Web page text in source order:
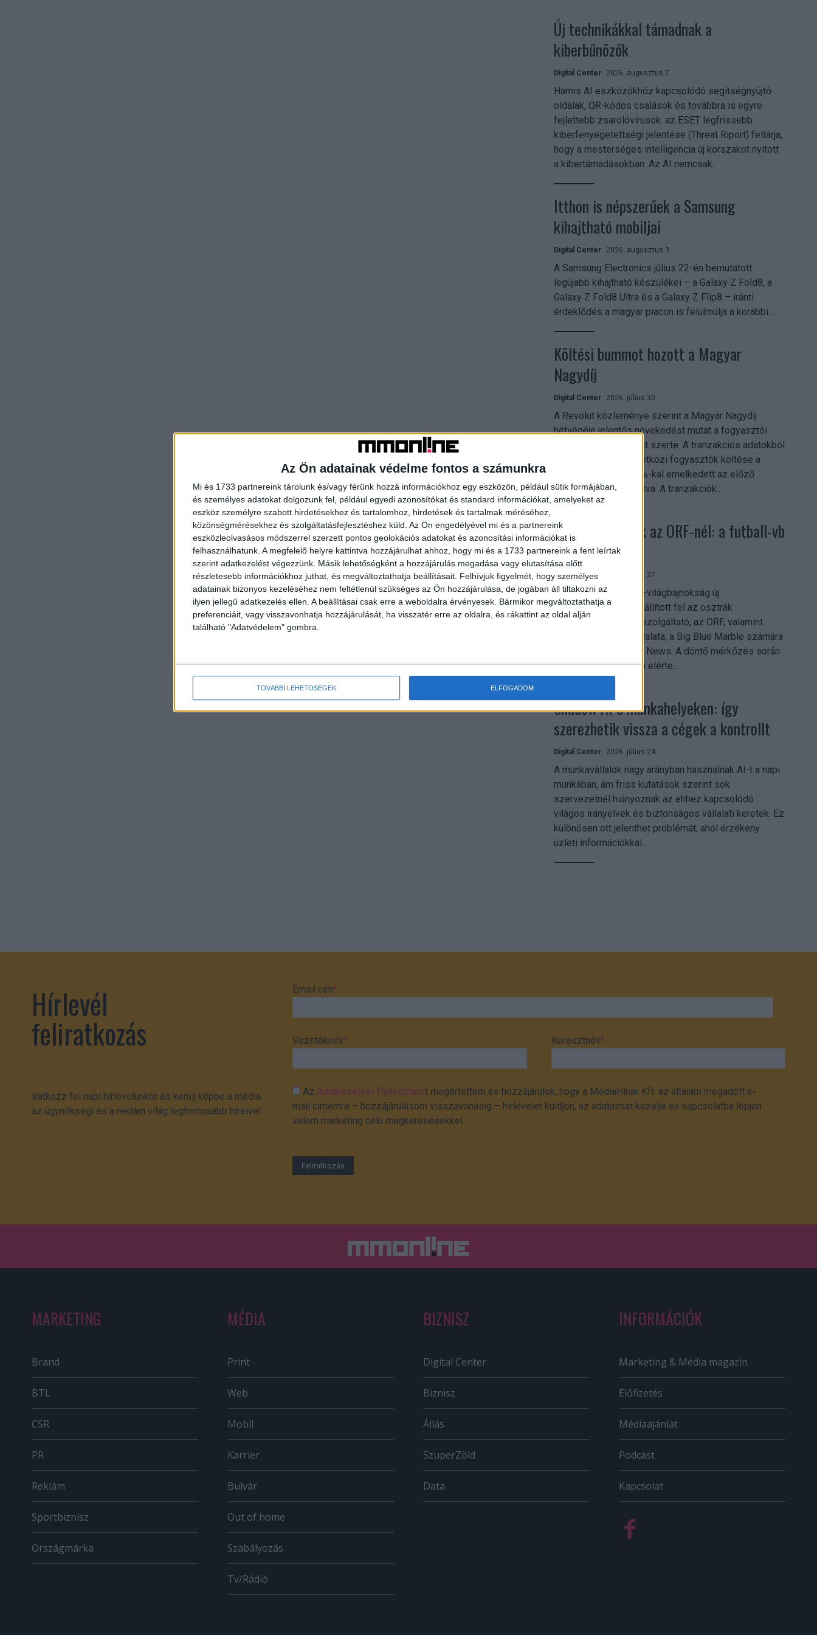
Az Ön adatainak védelme fontos a számunkra
Mi és 1733 partnereink tárolunk és/vagy férünk hozzá információkhoz egy eszközön, például sütik formájában,
és személyes adatokat dolgozunk fel, például egyedi azonosítókat és standard információkat, amelyeket az
eszköz személyre szabott hirdetésekhez és tartalomhoz, hirdetések és tartalmak méréséhez,
közönségmérésekhez és szolgáltatásfejlesztéshez küld. Az Ön engedélyével mi és a partnereink
eszközleolvasásos módszerrel szerzett pontos geolokációs adatokat és azonosítási információkat is
felhasználhatunk. A megfelelő helyre kattintva hozzájárulhat ahhoz, hogy mi és a 1733 partnereink a fent leírtak
szerint adatkezelést végezzünk. Másik lehetőségként a hozzájárulás megadása vagy elutasítása előtt
részletesebb információkhoz juthat, és megváltoztathatja beállításait. Felhívjuk figyelmét, hogy személyes
adatainak bizonyos kezeléséhez nem feltétlenül szükséges az Ön hozzájárulása, de jogában áll tiltakozni az
ilyen jellegű adatkezelés ellen. A beállításai csak erre a weboldalra érvényesek. Bármikor megváltoztathatja a
preferenciáit, vagy visszavonhatja hozzájárulását, ha visszatér erre az oldalra, és rákattint az oldal alján
található "Adatvédelem" gombra.
TOVÁBBI LEHETŐSÉGEK ELFOGADOM
Új technikákkal támadnak a
kiberbűnözők
Digital Center 2026. augusztus 7.
Hamis AI eszközökhöz kapcsolódó segítségnyújtó
oldalak, QR-kódos csalások és továbbra is egyre
fejlettebb zsarolóvírusok: az ESET legfrissebb
kiberfenyegetettségi jelentése (Threat Riport) feltárja,
hogy a mesterséges intelligencia új korszakot nyitott
a kibertámadásokban. Az AI nemcsak...
Itthon is népszerűek a Samsung
kihajtható mobiljai
Digital Center 2026. augusztus 3.
A Samsung Electronics július 22-én bemutatott
legújabb kihajtható készülékei – a Galaxy Z Fold8, a
Galaxy Z Fold8 Ultra és a Galaxy Z Flip8 – iránti
érdeklődés a magyar piacon is felülmúlja a korábbi...
Költési bummot hozott a Magyar
Nagydíj
Digital Center 2026. július 30.
A Revolut közleménye szerint a Magyar Nagydíj
hétvégéje jelentős növekedést mutat a fogyasztói
aktivitásban Budapest szerte. A tranzakciós adatokból
kiderül, hogy a nemzetközi fogyasztók költése a
versenyhétvégén 26%-kal emelkedett az előző
hétvégéhez viszonyítva. A tranzakciók...
Rekordok dőltek az ORF-nél: a futball-vb
mindent vitt
Digital Center 2026. július 27.
A 2026-os labdarúgó-világbajnokság új
streamingrekordokat állított fel az osztrák
közszolgálati műsorszolgáltató, az ORF, valamint
technológiai leányvállalata, a Big Blue Marble számára
– írja a Broadband TV News. A döntő mérkőzés során
az átlagos nézőszám elérte...
Shadow AI a munkahelyeken: így
szerezhetik vissza a cégek a kontrollt
Digital Center 2026. július 24.
A munkavállalók nagy arányban használnak AI-t a napi
munkában, ám friss kutatások szerint sok
szervezetnél hiányoznak az ehhez kapcsolódó
világos irányelvek és biztonságos vállalati keretek. Ez
különösen ott jelenthet problémát, ahol érzékeny
üzleti információkkal...
Hírlevél
feliratkozás
Iratkozz fel napi hírlevelünkre és kerülj képbe a média,
az ügynökségi és a reklám világ legfontosabb híreivel.
Email cím*
Vezetéknév* Keresztnév*
AzAdatkezelési Tájékoztatót megértettem és hozzájárulok, hogy a MédiaHírek Kft. az általam megadott e-
mail címemre – hozzájárulásom visszavonásig – hírlevelet küldjön, az adataimat kezelje és kapcsolatba lépjen
velem marketing célú megkeresésekkel.
MARKETING
Brand
BTL
CSR
PR
Reklám
Sportbiznisz
Országmárka
MÉDIA
Print
Web
Mobil
Karrier
Bulvár
Out of home
Szabályozás
Tv/Rádió
BIZNISZ
Digital Center
Biznisz
Állás
SzuperZöld
Data
INFORMÁCIÓK
Marketing & Média magazin
Előfizetés
Médiaajánlat
Podcast
Kapcsolat